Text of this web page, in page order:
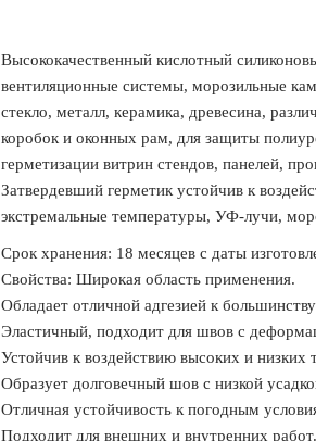
Высококачественный кислотный
вентиляционные системы, морозильные
стекло, металл, керамика, древесина,
коробок и оконных рам, для защиты
герметизации витрин стендов, панелей,
Затвердевший герметик устойчив к
экстремальные температуры, УФ-лучи,
Срок хранения: 18 месяцев с даты
Свойства: Широкая область применения.
Обладает отличной адгезией к
Эластичный, подходит для швов с
Устойчив к воздействию высоких и низких
Образует долговечный шов с низкой
Отличная устойчивость к погодным
Подходит для внешних и внутренних работ.